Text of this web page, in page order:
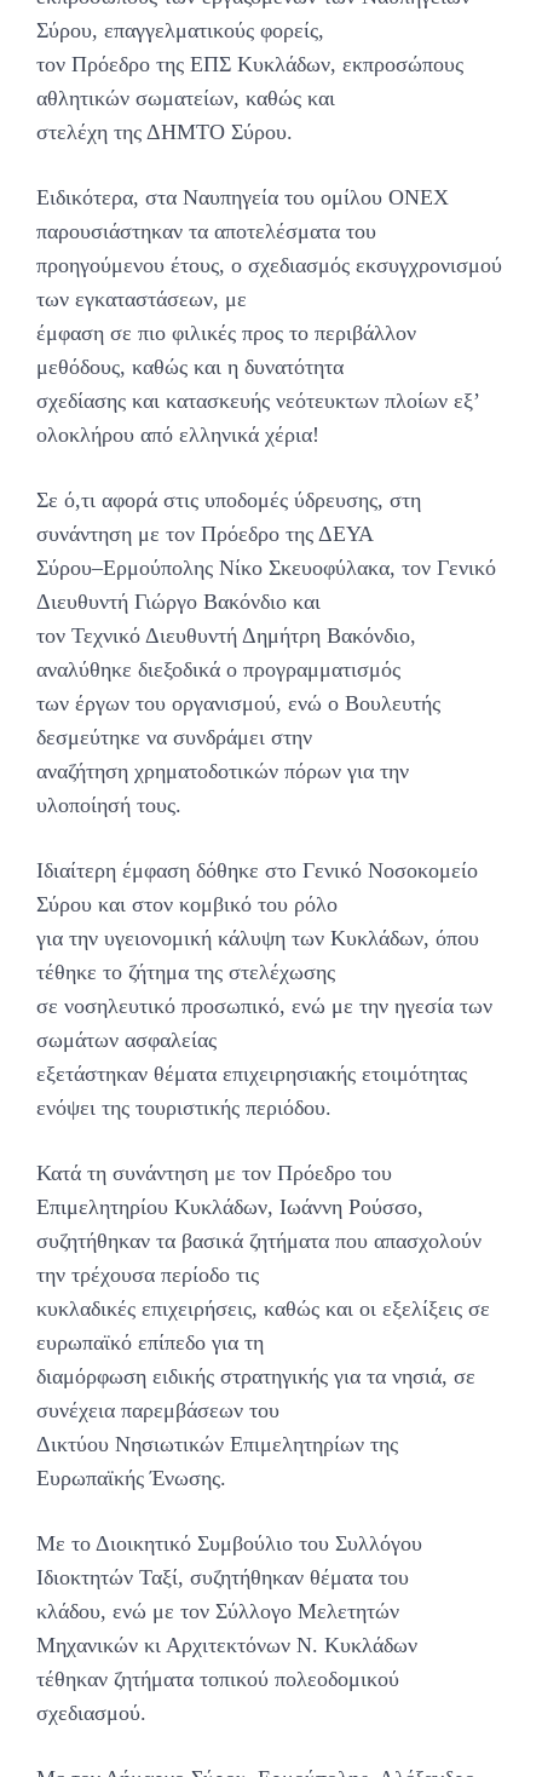
Σύρου, επαγγελματικούς φορείς,
τον Πρόεδρο της ΕΠΣ Κυκλάδων, εκπροσώπους
αθλητικών σωματείων, καθώς και
στελέχη της ΔΗΜΤΟ Σύρου.
Ειδικότερα, στα Ναυπηγεία του ομίλου ONEX
παρουσιάστηκαν τα αποτελέσματα του
προηγούμενου έτους, ο σχεδιασμός εκσυγχρονισμού
των εγκαταστάσεων, με
έμφαση σε πιο φιλικές προς το περιβάλλον
μεθόδους, καθώς και η δυνατότητα
σχεδίασης και κατασκευής νεότευκτων πλοίων εξ’
ολοκλήρου από ελληνικά χέρια!
Σε ό,τι αφορά στις υποδομές ύδρευσης, στη
συνάντηση με τον Πρόεδρο της ΔΕΥΑ
Σύρου–Ερμούπολης Νίκο Σκευοφύλακα, τον Γενικό
Διευθυντή Γιώργο Βακόνδιο και
τον Τεχνικό Διευθυντή Δημήτρη Βακόνδιο,
αναλύθηκε διεξοδικά ο προγραμματισμός
των έργων του οργανισμού, ενώ ο Βουλευτής
δεσμεύτηκε να συνδράμει στην
αναζήτηση χρηματοδοτικών πόρων για την
υλοποίησή τους.
Ιδιαίτερη έμφαση δόθηκε στο Γενικό Νοσοκομείο
Σύρου και στον κομβικό του ρόλο
για την υγειονομική κάλυψη των Κυκλάδων, όπου
τέθηκε το ζήτημα της στελέχωσης
σε νοσηλευτικό προσωπικό, ενώ με την ηγεσία των
σωμάτων ασφαλείας
εξετάστηκαν θέματα επιχειρησιακής ετοιμότητας
ενόψει της τουριστικής περιόδου.
Κατά τη συνάντηση με τον Πρόεδρο του
Επιμελητηρίου Κυκλάδων, Ιωάννη Ρούσσο,
συζητήθηκαν τα βασικά ζητήματα που απασχολούν
την τρέχουσα περίοδο τις
κυκλαδικές επιχειρήσεις, καθώς και οι εξελίξεις σε
ευρωπαϊκό επίπεδο για τη
διαμόρφωση ειδικής στρατηγικής για τα νησιά, σε
συνέχεια παρεμβάσεων του
Δικτύου Νησιωτικών Επιμελητηρίων της
Ευρωπαϊκής Ένωσης.
Με το Διοικητικό Συμβούλιο του Συλλόγου
Ιδιοκτητών Ταξί, συζητήθηκαν θέματα του
κλάδου, ενώ με τον Σύλλογο Μελετητών
Μηχανικών κι Αρχιτεκτόνων Ν. Κυκλάδων
τέθηκαν ζητήματα τοπικού πολεοδομικού
σχεδιασμού.